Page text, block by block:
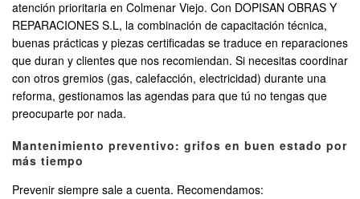
atención prioritaria en Colmenar Viejo. Con DOPISAN OBRAS Y
REPARACIONES S.L, la combinación de capacitación técnica,
buenas prácticas y piezas certificadas se traduce en reparaciones
que duran y clientes que nos recomiendan. Si necesitas coordinar
con otros gremios (gas, calefacción, electricidad) durante una
reforma, gestionamos las agendas para que tú no tengas que
preocuparte por nada.
Mantenimiento preventivo: grifos en buen estado por
más tiempo
Prevenir siempre sale a cuenta. Recomendamos: